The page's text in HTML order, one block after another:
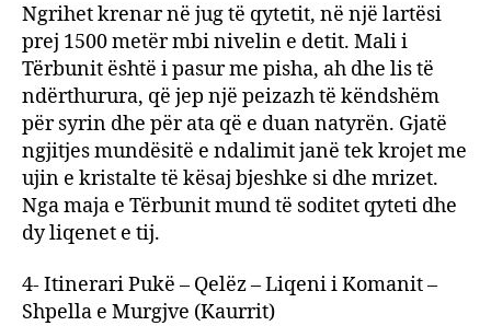
Ngrihet krenar në jug të qytetit, në një lartësi
prej 1500 metër mbi nivelin e detit. Mali i
Tërbunit është i pasur me pisha, ah dhe lis të
ndërthurura, që jep një peizazh të këndshëm
për syrin dhe për ata që e duan natyrën. Gjatë
ngjitjes mundësitë e ndalimit janë tek krojet me
ujin e kristalte të kësaj bjeshke si dhe mrizet.
Nga maja e Tërbunit mund të soditet qyteti dhe
dy liqenet e tij.
4- Itinerari Pukë – Qelëz – Liqeni i Komanit –
Shpella e Murgjve (Kaurrit)